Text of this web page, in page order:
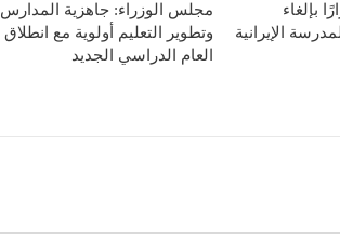
بإلغاء
الإيرانية
مجلس الوزراء: جاهزية المدارس
وتطوير التعليم أولوية مع انطلاق
العام الدراسي الجديد